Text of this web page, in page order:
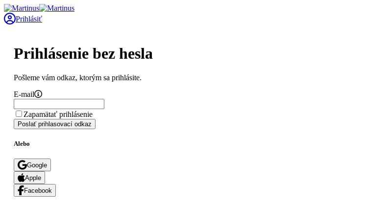
Prihlásiť
Prihlásenie bez hesla
Pošleme vám odkaz, ktorým sa prihlásite.
E-mail
Zapamätať prihlásenie
Poslať prihlasovací odkaz
Alebo
Google
Apple
Facebook